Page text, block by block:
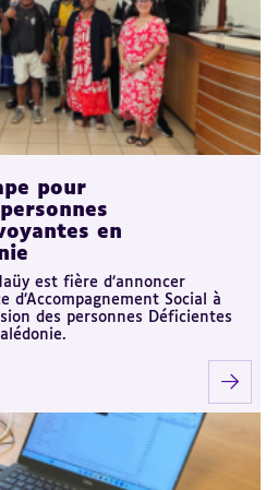
pour
en
est fière d’annoncer
d’Accompagnement Social à
des personnes Déficientes